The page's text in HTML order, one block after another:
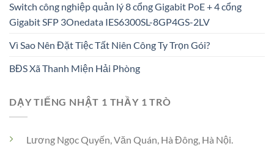
Switch công nghiệp quản lý 8 cổng Gigabit PoE + 4 cổng
Gigabit SFP 3Onedata IES6300SL-8GP4GS-2LV
Vì Sao Nên Đặt Tiệc Tất Niên Công Ty Trọn Gói?
BĐS Xã Thanh Miện Hải Phòng
DẠY TIẾNG NHẬT 1 THẦY 1 TRÒ
Lương Ngọc Quyến, Văn Quán, Hà Đông, Hà Nội.